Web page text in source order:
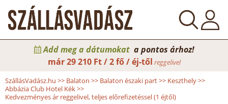
Add meg a dátumokat a pontos árhoz!
már29 210 Ft / 2 fő / éj-től reggelivel
SzállásVadász.hu >> Balaton >> Balaton északi part>> Keszthely>>
Abbázia Club Hotel Kék>>
Kedvezményes ár reggelivel, teljes előrefizetéssel (1 éjtől)